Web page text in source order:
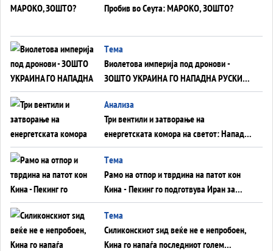
Пробив во Сеута: МАРОКО, ЗОШТО?
Tема
Виолетова империја под дронови -
ЗОШТО УКРАИНА ГО НАПАДНА РУСКИОТ
WILDBERRIES
Aнализа
Три вентили и затворање на
енергетската комора на светот: Нападот
во Суец најавува глобален енергетски
инфаркт?
Tема
Рамо на отпор и тврдина на патот кон
Кина - Пекинг го подготвува Иран за
американска копнена инвазија
Tема
Силиконскиот ѕид веќе не е непробоен,
Кина го напаѓа последниот голем